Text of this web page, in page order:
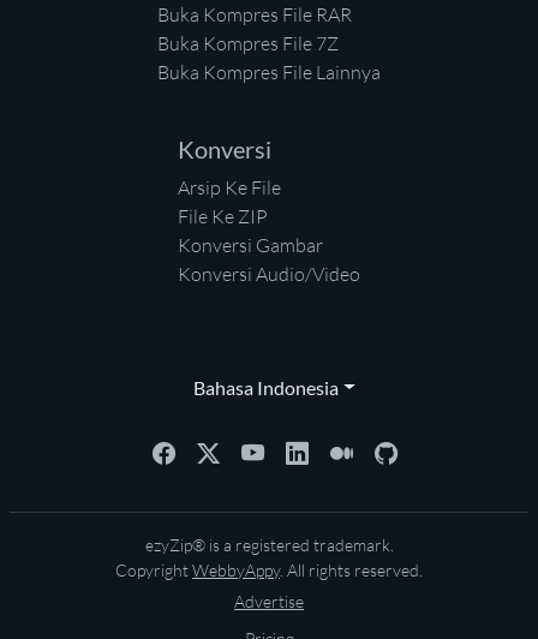
Buka Kompres File RAR
Buka Kompres File 7Z
Buka Kompres File Lainnya
Konversi
Arsip Ke File
File Ke ZIP
Konversi Gambar
Konversi Audio/Video
Bahasa Indonesia
ezyZip® is a registered trademark.
CopyrightWebbyAppy. All rights reserved.
Advertise